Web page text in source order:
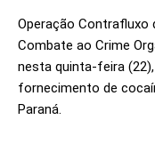
Operação Contrafluxo
Combate ao Crime
nesta quinta-feira
fornecimento de
Paraná.